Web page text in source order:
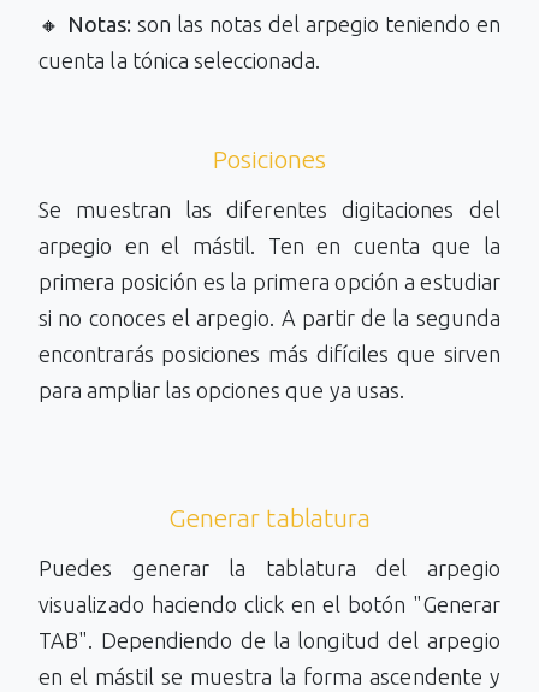
🔸 Notas: son las notas del arpegio teniendo en
cuenta la tónica seleccionada.
Posiciones
Se muestran las diferentes digitaciones del
arpegio en el mástil. Ten en cuenta que la
primera posición es la primera opción a estudiar
si no conoces el arpegio. A partir de la segunda
encontrarás posiciones más difíciles que sirven
para ampliar las opciones que ya usas.
Generar tablatura
Puedes generar la tablatura del arpegio
visualizado haciendo click en el botón "Generar
TAB". Dependiendo de la longitud del arpegio
en el mástil se muestra la forma ascendente y